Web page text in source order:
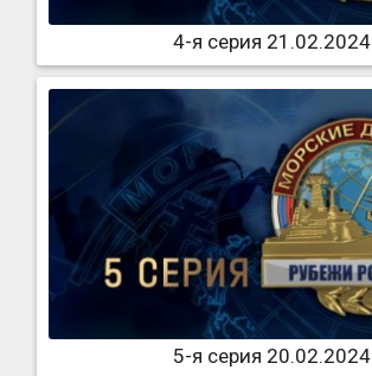
4-я серия 21.02.2024
5-я серия 20.02.2024